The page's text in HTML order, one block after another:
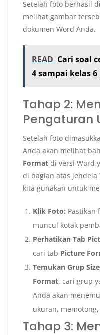
Setelah foto berhasil
melihat gambar
dokumen Word Anda.
READ Cari soal
4 sampai kelas 6
Tahap 2:
Pengaturan
Setelah foto
Anda akan melihat
Format di versi Word
di bagian atas jendela
kita gunakan untuk
Klik Foto: Pastikan
muncul kotak
Perhatikan Tab
cari tab Picture
Temukan Grup
Format, cari grup
Anda akan
ukuran,
Tahap 3: